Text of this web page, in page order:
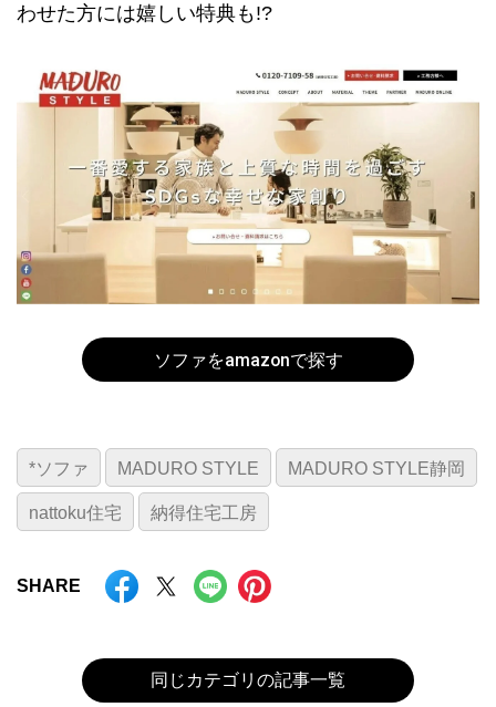
わせた方には嬉しい特典も!?
ソファをamazonで探す
*ソファ MADURO STYLE MADURO STYLE静岡
nattoku住宅 納得住宅工房
SHARE
同じカテゴリの記事一覧